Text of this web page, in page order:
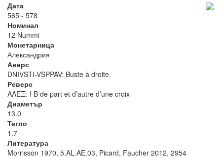
Дата
565 - 578
Номинал
12 Nummi
Монетарница
Александрия
Аверс
DNIVSTI-VSPPAV: Buste à droite.
Реверс
ΑΛΕΞ: I B de part et d’autre d’une croix
Диаметър
13.0
Тегло
1.7
Литература
Morrisson 1970, 5.AL.AE.03, Picard, Faucher 2012, 2954